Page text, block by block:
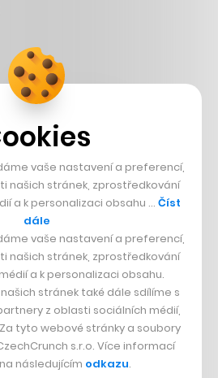
na Šumavě
vaše nastavení a preferencí,
našich stránek, zprostředkování
a k personalizaci obsahu … Číst
dále
vaše nastavení a preferencí,
našich stránek, zprostředkování
a k personalizaci obsahu.
stránek také dále sdílíme s
z oblasti sociálních médií,
tyto webové stránky a soubory
s.r.o. Více informací
následujícím odkazu.